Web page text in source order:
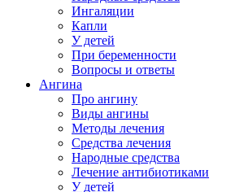
Ингаляции
Капли
У детей
При беременности
Вопросы и ответы
Ангина
Про ангину
Виды ангины
Методы лечения
Средства лечения
Народные средства
Лечение антибиотиками
У детей